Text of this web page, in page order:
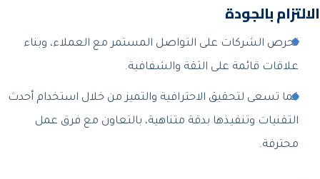
الالتزام بالجودة
تحرص الشركات على التواصل المستمر مع العملاء، وبناء
علاقات قائمة على الثقة والشفافية.
كما تسعى لتحقيق الاحترافية والتميز من خلال استخدام أحدث
التقنيات وتنفيذها بدقة متناهية، بالتعاون مع فرق عمل
محترفة.